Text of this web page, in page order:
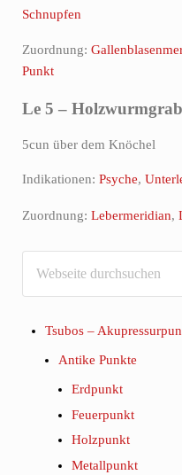
Schnupfen
Zuordnung:
Punkt
Le 5 –
5cun über dem Knöchel
Indikationen: Psyche,
Zuordnung: Lebermeridian,
Sidebar
Tsubos –
Antike Punkte
Erdpunkt
Feuerpunkt
Holzpunkt
Metallpunkt